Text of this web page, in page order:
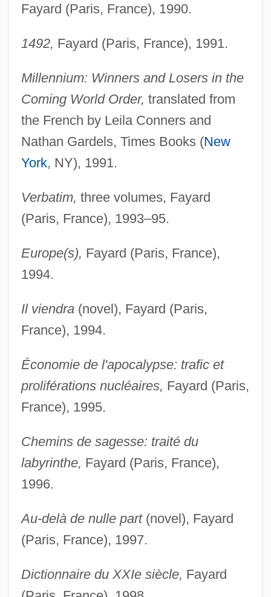
Fayard (Paris, France), 1990.
1492, Fayard (Paris, France), 1991.
Millennium: Winners and Losers in the
Coming World Order, translated from
the French by Leila Conners and
Nathan Gardels, Times Books (New
York, NY), 1991.
Verbatim, three volumes, Fayard
(Paris, France), 1993–95.
Europe(s), Fayard (Paris, France),
1994.
Il viendra(novel), Fayard (Paris,
France), 1994.
Économie de l'apocalypse: trafic et
proliférations nucléaires, Fayard (Paris,
France), 1995.
Chemins de sagesse: traité du
labyrinthe, Fayard (Paris, France),
1996.
Au-delà de nulle part(novel), Fayard
(Paris, France), 1997.
Dictionnaire du XXIe siècle, Fayard